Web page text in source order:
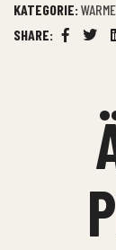
KATEGORIE:
SHARE:
Facebook